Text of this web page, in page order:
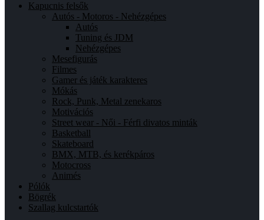
Kapucnis felsők
Autós - Motoros - Nehézgépes
Autós
Tuning és JDM
Nehézgépes
Mesefigurás
Filmes
Gamer és játék karakteres
Mókás
Rock, Punk, Metal zenekaros
Motivációs
Street wear - Női - Férfi divatos minták
Basketball
Skateboard
BMX, MTB, és kerékpáros
Motocross
Animés
Pólók
Bögrék
Szallag kulcstartók